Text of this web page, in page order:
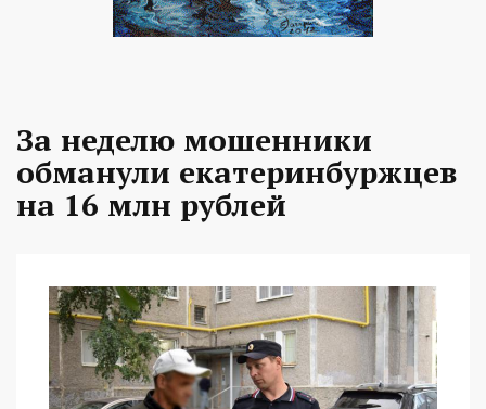
За неделю мошенники
обманули екатеринбуржцев
на 16 млн рублей